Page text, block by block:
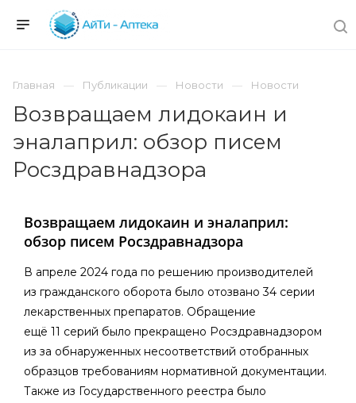
Главная Публикации Новости Новости
Возвращаем лидокаин и
эналаприл: обзор писем
Росздравнадзора
Возвращаем лидокаин и эналаприл:
обзор писем Росздравнадзора
В апреле 2024 года по решению производителей
из гражданского оборота было отозвано 34 серии
лекарственных препаратов. Обращение
ещё 11 серий было прекращено Росздравнадзором
из за обнаруженных несоответствий отобранных
образцов требованиям нормативной документации.
Также из Государственного реестра было